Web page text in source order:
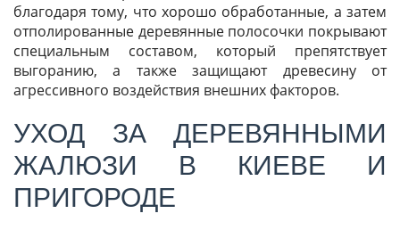
благодаря тому, что хорошо обработанные, а затем
отполированные деревянные полосочки покрывают
специальным составом, который препятствует
выгоранию, а также защищают древесину от
агрессивного воздействия внешних факторов.
УХОД ЗА ДЕРЕВЯННЫМИ
ЖАЛЮЗИ В КИЕВЕ И
ПРИГОРОДЕ